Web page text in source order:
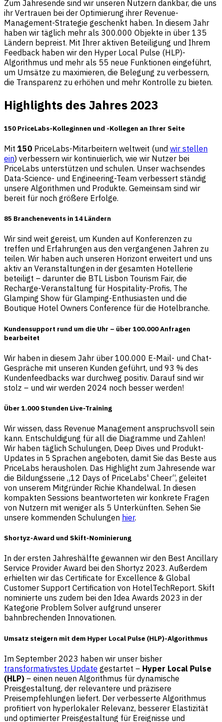
Zum Jahresende sind wir unseren Nutzern dankbar, die uns
ihr Vertrauen bei der Optimierung ihrer Revenue-
Management-Strategie geschenkt haben. In diesem Jahr
haben wir täglich mehr als 300.000 Objekte in über 135
Ländern bepreist. Mit Ihrer aktiven Beteiligung und Ihrem
Feedback haben wir den Hyper Local Pulse (HLP)-
Algorithmus und mehr als 55 neue Funktionen eingeführt,
um Umsätze zu maximieren, die Belegung zu verbessern,
die Transparenz zu erhöhen und mehr Kontrolle zu bieten.
Highlights des Jahres 2023
150 PriceLabs-Kolleginnen und -Kollegen an Ihrer Seite
Mit 150 PriceLabs-Mitarbeitern weltweit (und wir stellen
ein) verbessern wir kontinuierlich, wie wir Nutzer bei
PriceLabs unterstützen und schulen. Unser wachsendes
Data-Science- und Engineering-Team verbessert ständig
unsere Algorithmen und Produkte. Gemeinsam sind wir
bereit für noch größere Erfolge.
85 Branchenevents in 14 Ländern
Wir sind weit gereist, um Kunden auf Konferenzen zu
treffen und Erfahrungen aus den vergangenen Jahren zu
teilen. Wir haben auch unseren Horizont erweitert und uns
aktiv an Veranstaltungen in der gesamten Hotellerie
beteiligt – darunter die BTL Lisbon Tourism Fair, die
Recharge-Veranstaltung für Hospitality-Profis, The
Glamping Show für Glamping-Enthusiasten und die
Boutique Hotel Owners Conference für die Hotelbranche.
Kundensupport rund um die Uhr – über 100.000 Anfragen
bearbeitet
Wir haben in diesem Jahr über 100.000 E-Mail- und Chat-
Gespräche mit unseren Kunden geführt, und 93 % des
Kundenfeedbacks war durchweg positiv. Darauf sind wir
stolz – und wir werden 2024 noch besser werden!
Über 1.000 Stunden Live-Training
Wir wissen, dass Revenue Management anspruchsvoll sein
kann. Entschuldigung für all die Diagramme und Zahlen!
Wir haben täglich Schulungen, Deep Dives und Produkt-
Updates in 5 Sprachen angeboten, damit Sie das Beste aus
PriceLabs herausholen. Das Highlight zum Jahresende war
die Bildungsserie „12 Days of PriceLabs' Cheer“, geleitet
von unserem Mitgründer Richie Khandelwal. In diesen
kompakten Sessions beantworteten wir konkrete Fragen
von Nutzern mit weniger als 5 Unterkünften. Sehen Sie
unsere kommenden Schulungen hier.
Shortyz-Award und Skift-Nominierung
In der ersten Jahreshälfte gewannen wir den Best Ancillary
Service Provider Award bei den Shortyz 2023. Außerdem
erhielten wir das Certificate for Excellence & Global
Customer Support Certification von HotelTechReport. Skift
nominierte uns zudem bei den Idea Awards 2023 in der
Kategorie Problem Solver aufgrund unserer
bahnbrechenden Innovationen.
Umsatz steigern mit dem Hyper Local Pulse (HLP)-Algorithmus
Im September 2023 haben wir unser bisher
transformativstes Update gestartet – Hyper Local Pulse
(HLP) – einen neuen Algorithmus für dynamische
Preisgestaltung, der relevantere und präzisere
Preisempfehlungen liefert. Der verbesserte Algorithmus
profitiert von hyperlokaler Relevanz, besserer Elastizität
und optimierter Preisgestaltung für Ereignisse und